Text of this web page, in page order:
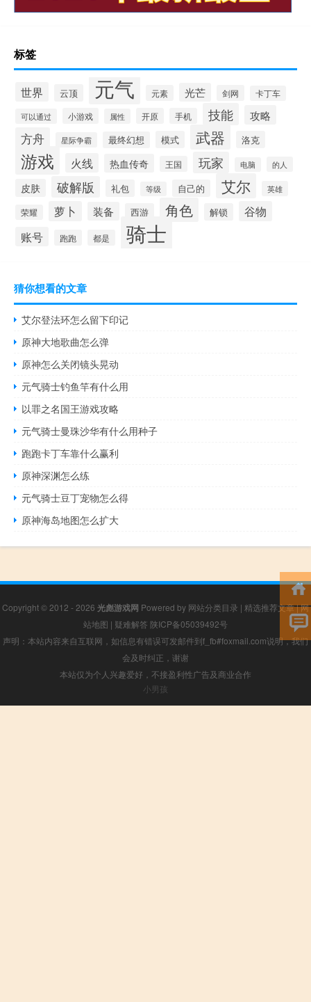
标签
世界 云顶 元气 元素 光芒 剑网 卡丁车
可以通过 小游戏 属性 开原 手机 技能 攻略
方舟 星际争霸 最终幻想 模式 武器 洛克
游戏 火线 热血传奇 王国 玩家 电脑 的人
皮肤 破解版 礼包 等级 自己的 艾尔 英雄
荣耀 萝卜 装备 西游 角色 解锁 谷物
账号 跑跑 都是 骑士
猜你想看的文章
艾尔登法环怎么留下印记
原神大地歌曲怎么弹
原神怎么关闭镜头晃动
元气骑士钓鱼竿有什么用
以罪之名国王游戏攻略
元气骑士曼珠沙华有什么用种子
跑跑卡丁车靠什么赢利
原神深渊怎么练
元气骑士豆丁宠物怎么得
原神海岛地图怎么扩大
Copyright © 2012 - 2026 光彪游戏网 Powered by 网站分类目录 | 精选推荐文章|网
站地图 | 疑难解答 陕ICP备05039492号
声明：本站内容来自互联网，如信息有错误可发邮件到f_fb#foxmail.com说明，我们
会及时纠正，谢谢
本站仅为个人兴趣爱好，不接盈利性广告及商业合作
小男孩